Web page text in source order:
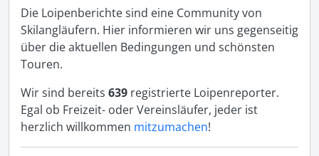
Die Loipenberichte sind eine Community von
Skilangläufern. Hier informieren wir uns gegenseitig
über die aktuellen Bedingungen und schönsten
Touren.
Wir sind bereits 639 registrierte Loipenreporter.
Egal ob Freizeit- oder Vereinsläufer, jeder ist
herzlich willkommen mitzumachen!